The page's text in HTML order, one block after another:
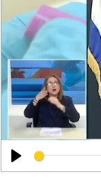
Play